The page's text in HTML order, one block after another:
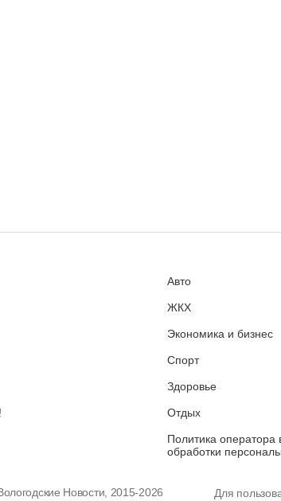
Авто
ЖКХ
Экономика и бизнес
Спорт
Здоровье
Отдых
Политика оператора
обработки
Новости, 2015-2026 Для